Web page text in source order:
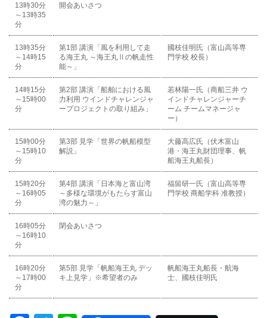
13時30分
～13時35
分
開会あいさつ
13時35分
～14時15
分
第1部 講演「風を利用して走
る海王丸 ～海王丸Ⅱの帆走性
能～」
國枝佳明氏（富山高等専
門学校 校長）
14時15分
～15時00
分
第2部 講演「船舶における風
力利用 ウインドチャレンジャ
ープロジェクトの取り組み」
若林陽一氏（商船三井 ウ
インドチャレンジャーチ
ーム チームマネージャ
ー）
15時00分
～15時10
分
第3部 見学「世界の帆船模型
解説」
大藤高広氏（伏木富山
港・海王丸財団理事、帆
船海王丸船長）
15時20分
～16時05
分
第4部 講演「日本海と富山湾
～多様な環境がもたらす富山
湾の魅力～」
福留研一氏（富山高等専
門学校 商船学科 准教授）
16時05分
～16時10
分
閉会あいさつ
16時20分
～17時00
分
第5部 見学「帆船海王丸 デッ
キ上見学」※希望者のみ
帆船海王丸船長・航海
士、國枝佳明氏